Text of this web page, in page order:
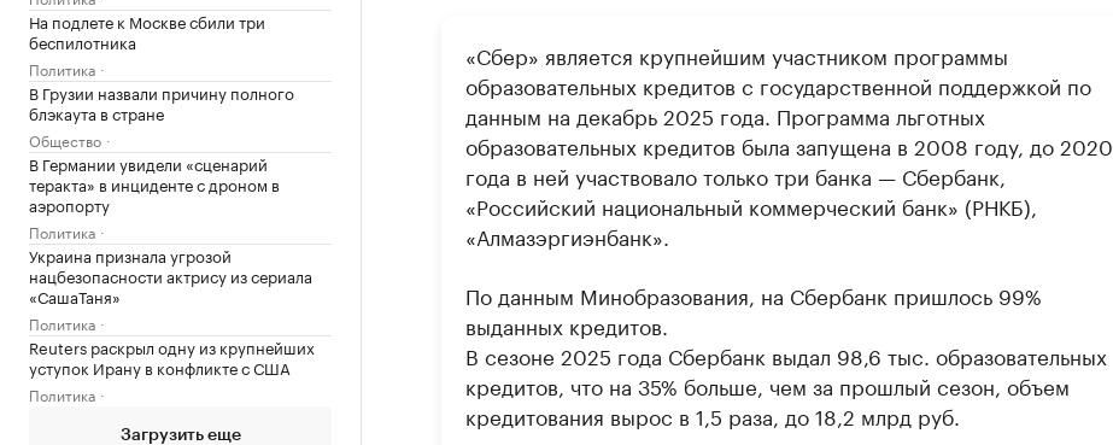
На подлете к Москве сбили три
беспилотника
Политика
В Грузии назвали причину полного
блэкаута в стране
Общество
В Германии увидели «сценарий
теракта» в инциденте с дроном в
аэропорту
Политика
Украина признала угрозой
нацбезопасности актрису из сериала
«СашаТаня»
Политика
Reuters раскрыл одну из крупнейших
уступок Ирану в конфликте с США
Политика
Загрузить еще
«Сбер» является крупнейшим участником программы
образовательных кредитов с государственной поддержкой по
данным на декабрь 2025 года. Программа льготных
образовательных кредитов была запущена в 2008 году, до 2020
года в ней участвовало только три банка — Сбербанк,
«Российский национальный коммерческий банк» (РНКБ),
«Алмазэргиэнбанк».
По данным Минобразования, на Сбербанк пришлось 99%
выданных кредитов.
В сезоне 2025 года Сбербанк выдал 98,6 тыс. образовательных
кредитов, что на 35% больше, чем за прошлый сезон, объем
кредитования вырос в 1,5 раза, до 18,2 млрд руб.